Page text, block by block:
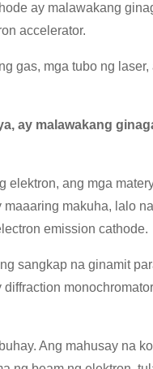
ay malawakang
accelerator.
gas, mga tubo ng
ay malawakang
ang mga
makuha, lalo
emission cathode.
sangkap na ginamit
Ang mahusay na